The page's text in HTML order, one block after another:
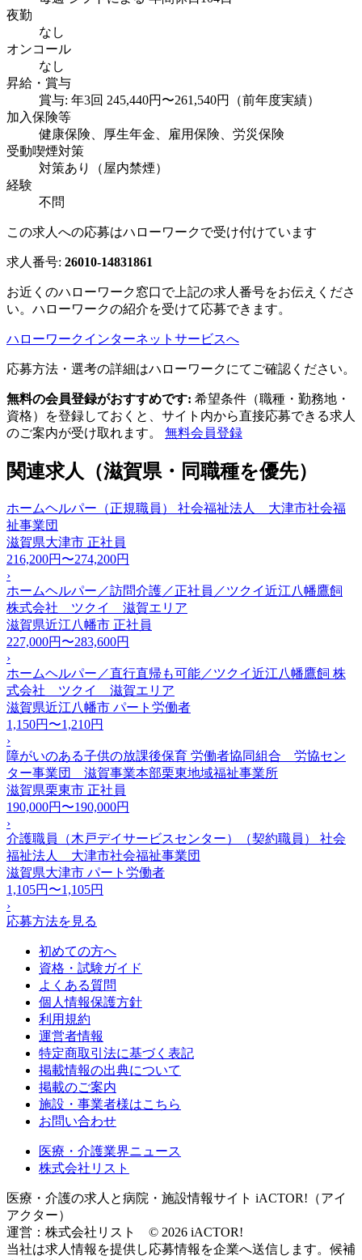
夜勤
なし
オンコール
なし
昇給・賞与
賞与: 年3回 245,440円〜261,540円（前年度実績）
加入保険等
健康保険、厚生年金、雇用保険、労災保険
受動喫煙対策
対策あり（屋内禁煙）
経験
不問
この求人への応募はハローワークで受け付けています
求人番号: 26010-14831861
お近くのハローワーク窓口で上記の求人番号をお伝えくださ
い。ハローワークの紹介を受けて応募できます。
ハローワークインターネットサービスへ
応募方法・選考の詳細はハローワークにてご確認ください。
無料の会員登録がおすすめです: 希望条件（職種・勤務地・
資格）を登録しておくと、サイト内から直接応募できる求人
のご案内が受け取れます。 無料会員登録
関連求人（滋賀県・同職種を優先）
ホームヘルパー（正規職員） 社会福祉法人 大津市社会福
祉事業団
滋賀県大津市 正社員
216,200円〜274,200円
›
ホームヘルパー／訪問介護／正社員／ツクイ近江八幡鷹飼
株式会社 ツクイ 滋賀エリア
滋賀県近江八幡市 正社員
227,000円〜283,600円
›
ホームヘルパー／直行直帰も可能／ツクイ近江八幡鷹飼 株
式会社 ツクイ 滋賀エリア
滋賀県近江八幡市 パート労働者
1,150円〜1,210円
›
障がいのある子供の放課後保育 労働者協同組合 労協セン
ター事業団 滋賀事業本部栗東地域福祉事業所
滋賀県栗東市 正社員
190,000円〜190,000円
›
介護職員（木戸デイサービスセンター）（契約職員） 社会
福祉法人 大津市社会福祉事業団
滋賀県大津市 パート労働者
1,105円〜1,105円
›
応募方法を見る
初めての方へ
資格・試験ガイド
よくある質問
個人情報保護方針
利用規約
運営者情報
特定商取引法に基づく表記
掲載情報の出典について
掲載のご案内
施設・事業者様はこちら
お問い合わせ
医療・介護業界ニュース
株式会社リスト
医療・介護の求人と病院・施設情報サイト iACTOR!（アイ
アクター）
運営：株式会社リスト © 2026 iACTOR!
当社は求人情報を提供し応募情報を企業へ送信します。候補